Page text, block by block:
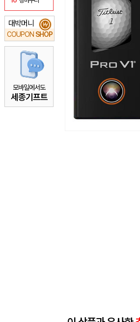
대박머니
COUPON SHOP
₩
모바일에서도
세종기프트